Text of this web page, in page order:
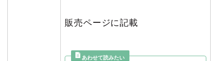
販売ページに記載